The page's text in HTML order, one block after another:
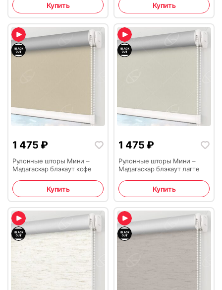
Купить Купить
1 475 ₽
Рулонные шторы Мини –
Мадагаскар блэкаут кофе
Купить
1 475 ₽
Рулонные шторы Мини –
Мадагаскар блэкаут латте
Купить